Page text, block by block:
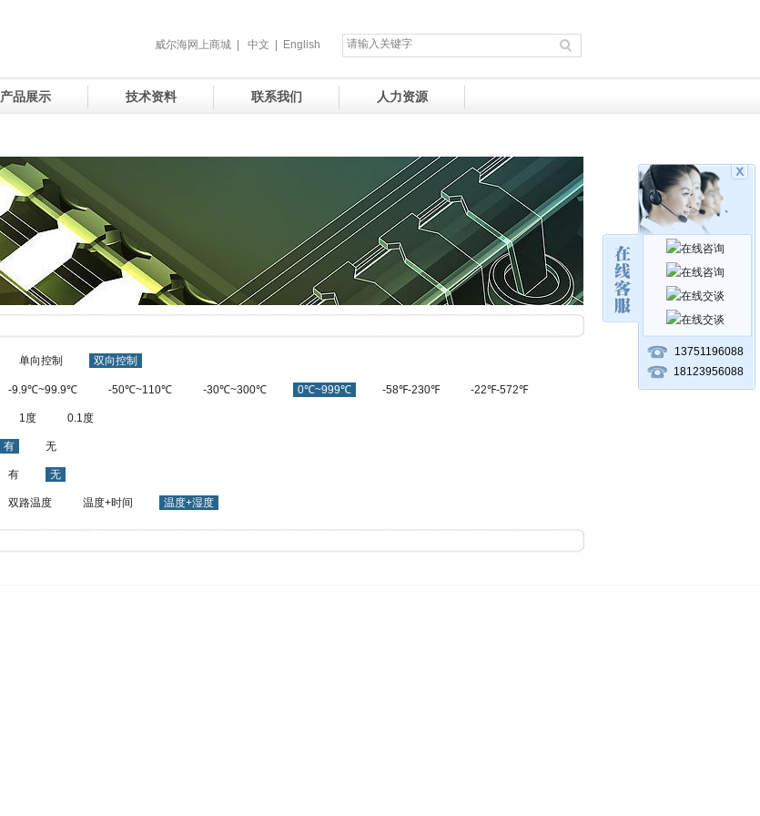
威尔海网上商城 中文 English
产品展示 技术资料 联系我们 人力资源
单向控制 双向控制
-9.9℃~99.9℃ -50℃~110℃ -30℃~300℃ 0℃~999℃ -58℉-230℉ -22℉-572℉
1度 0.1度
有 无
有 无
双路温度 温度+时间 温度+湿度
13751196088
18123956088